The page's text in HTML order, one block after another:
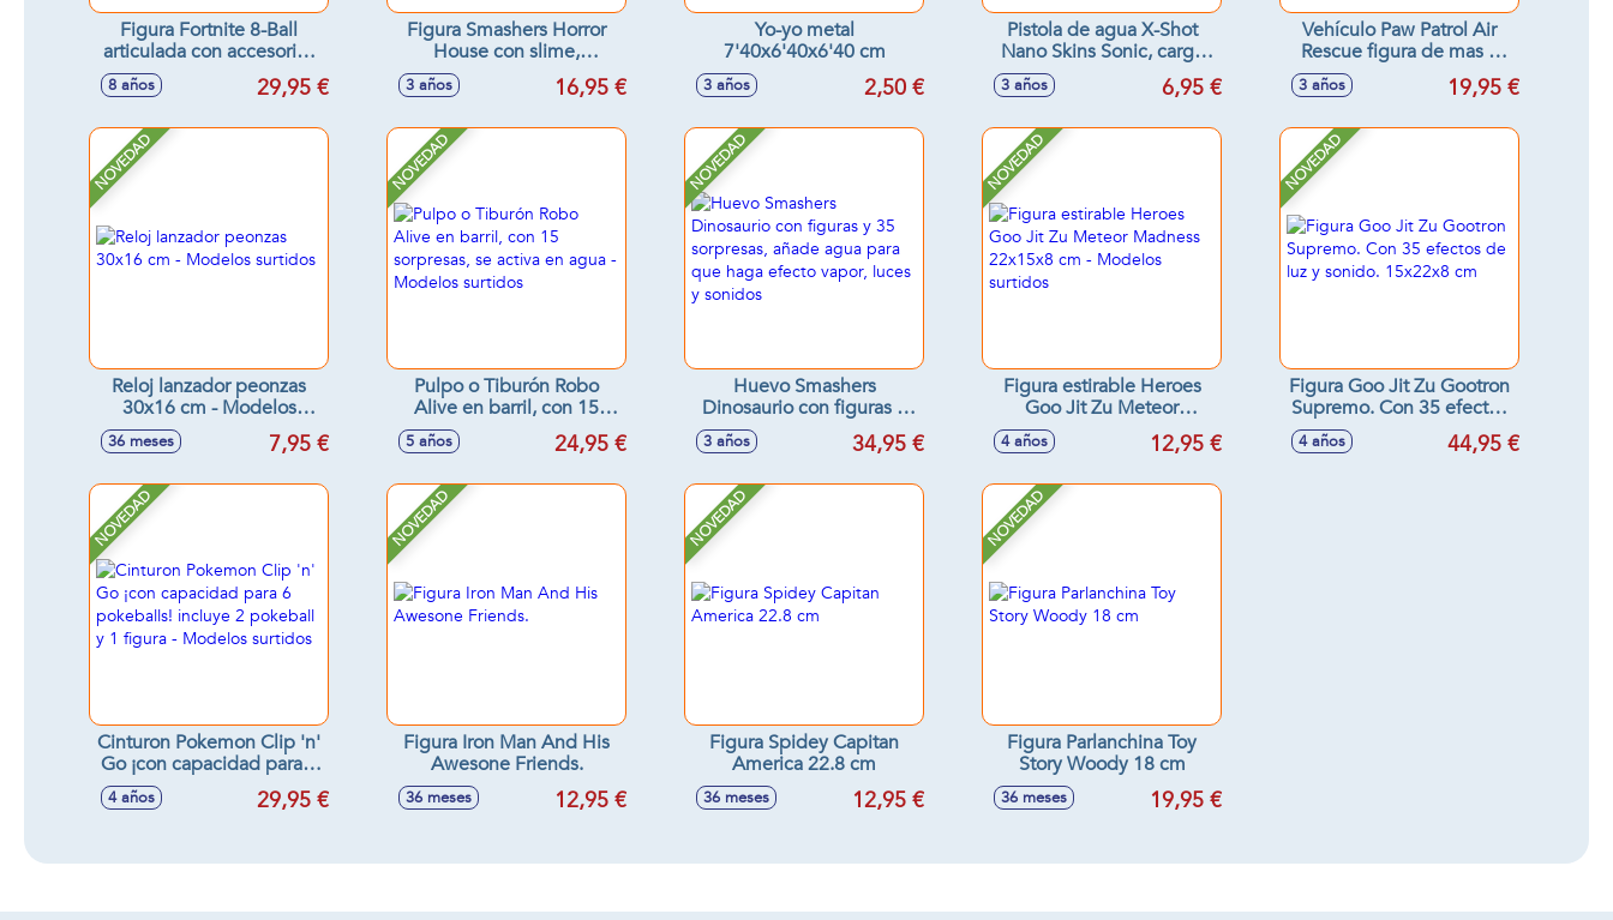
Figura Fortnite 8-Ball
articulada con accesorios
serie Legendary 15 cm
8 años 29,95 €
Figura Smashers Horror
House con slime,
coleccionables 30x15 cm -
Modelos surtidos
3 años 16,95 €
Yo-yo metal
7'40x6'40x6'40 cm
3 años 2,50 €
Pistola de agua X-Shot
Nano Skins Sonic, carga
3 años 6,95 €
Vehículo Paw Patrol Air
Rescue figura de mas 5
cml. - Modelos surtidos
3 años 19,95 €
NOVEDAD
Reloj lanzador peonzas
30x16 cm - Modelos
surtidos
36 meses 7,95 €
NOVEDAD
Pulpo o Tiburón Robo
Alive en barril, con 15
sorpresas, se activa en
agua - Modelos surtidos
5 años 24,95 €
NOVEDAD
Huevo Smashers
Dinosaurio con figuras y
35 sorpresas, añade agua
para que haga efecto
3 años 34,95 €
NOVEDAD
Figura estirable Heroes
Goo Jit Zu Meteor
Madness 22x15x8 cm -
Modelos surtidos
4 años 12,95 €
NOVEDAD
Figura Goo Jit Zu Gootron
Supremo. Con 35 efectos
de luz y sonido. 15x22x8
4 años 44,95 €
NOVEDAD
Cinturon Pokemon Clip 'n'
Go ¡con capacidad para 6
pokeballs! incluye 2
pokeball y 1 figura -
4 años 29,95 €
NOVEDAD
Figura Iron Man And His
Awesone Friends.
36 meses 12,95 €
NOVEDAD
Figura Spidey Capitan
America 22.8 cm
36 meses 12,95 €
NOVEDAD
Figura Parlanchina Toy
Story Woody 18 cm
36 meses 19,95 €